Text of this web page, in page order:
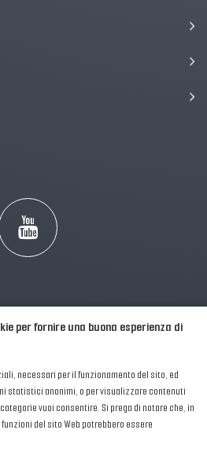
della Musica Italia Tutti i Diritti Riservati.
Policy
| Cookies
per fornire una buona esperienza di
necessari per il funzionamento del sito, ed
statistici anonimi, o per visualizzare contenuti
vuoi consentire. Si prega di notare che, in
del sito Web potrebbero essere